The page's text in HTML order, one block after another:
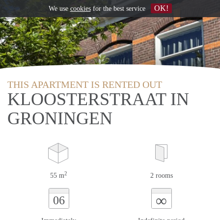
THIS APARTMENT IS RENTED OUT
KLOOSTERSTRAAT IN
GRONINGEN
55 m2 2 rooms
06 ∞
We use cookiesfor the best service OK!